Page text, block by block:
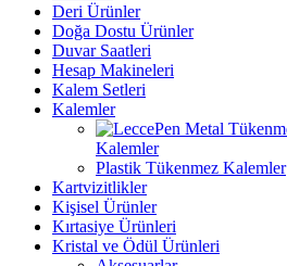
Deri Ürünler
Doğa Dostu Ürünler
Duvar Saatleri
Hesap Makineleri
Kalem Setleri
Kalemler
Kalemler
Plastik Tükenmez Kalemler
Kartvizitlikler
Kişisel Ürünler
Kırtasiye Ürünleri
Kristal ve Ödül Ürünleri